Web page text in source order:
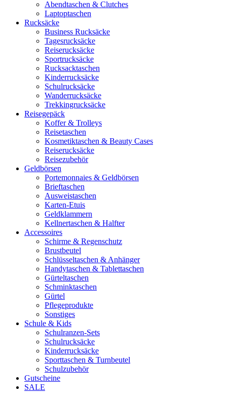
Abendtaschen & Clutches
Laptoptaschen
Rucksäcke
Business Rucksäcke
Tagesrucksäcke
Reiserucksäcke
Sportrucksäcke
Rucksacktaschen
Kinderrucksäcke
Schulrucksäcke
Wanderrucksäcke
Trekkingrucksäcke
Reisegepäck
Koffer & Trolleys
Reisetaschen
Kosmetiktaschen & Beauty Cases
Reiserucksäcke
Reisezubehör
Geldbörsen
Portemonnaies & Geldbörsen
Brieftaschen
Ausweistaschen
Karten-Etuis
Geldklammern
Kellnertaschen & Halfter
Accessoires
Schirme & Regenschutz
Brustbeutel
Schlüsseltaschen & Anhänger
Handytaschen & Tablettaschen
Gürteltaschen
Schminktaschen
Gürtel
Pflegeprodukte
Sonstiges
Schule & Kids
Schulranzen-Sets
Schulrucksäcke
Kinderrucksäcke
Sporttaschen & Turnbeutel
Schulzubehör
Gutscheine
SALE